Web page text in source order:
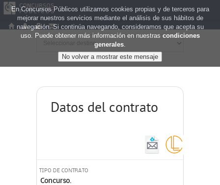
Datos del contrato
TIPO DE CONTRATO
Concurso.
En Concursos Públicos utilizamos cookies propias y de terceros para
mejorar nuestros servicios mediante el análisis de sus hábitos de
navegación. Si continúa navegando, consideramos que acepta su
uso. Puede obtener más información en nuestras condiciones
generales.